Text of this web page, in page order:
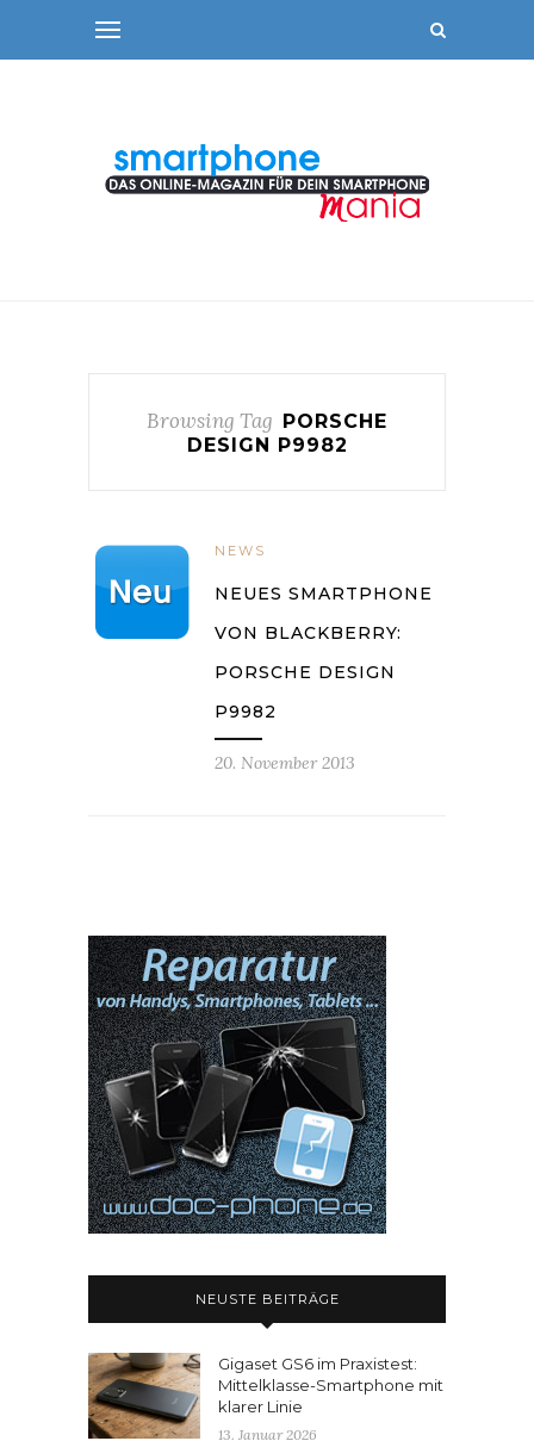
Browsing Tag PORSCHE
DESIGN P9982
NEWS
NEUES SMARTPHONE
VON BLACKBERRY:
PORSCHE DESIGN
P9982
20. November 2013
NEUSTE BEITRÄGE
Gigaset GS6 im Praxistest:
Mittelklasse-Smartphone mit
klarer Linie
13. Januar 2026